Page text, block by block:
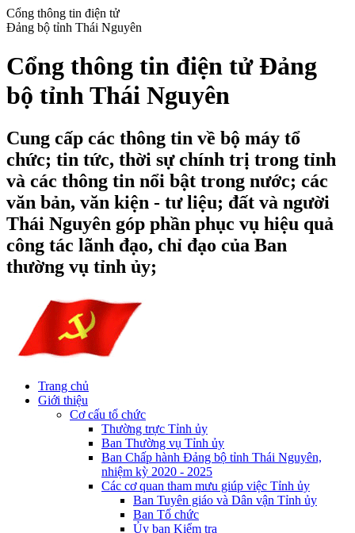
Cổng thông tin điện tử
Đảng bộ tỉnh Thái Nguyên
Cổng thông tin điện tử Đảng
bộ tỉnh Thái Nguyên
Cung cấp các thông tin về bộ máy tổ
chức; tin tức, thời sự chính trị trong tỉnh
và các thông tin nổi bật trong nước; các
văn bản, văn kiện - tư liệu; đất và người
Thái Nguyên góp phần phục vụ hiệu quả
công tác lãnh đạo, chỉ đạo của Ban
thường vụ tỉnh ủy;
Trang chủ
Giới thiệu
Cơ cấu tổ chức
Thường trực Tỉnh ủy
Ban Thường vụ Tỉnh ủy
Ban Chấp hành Đảng bộ tỉnh Thái Nguyên,
nhiệm kỳ 2020 - 2025
Các cơ quan tham mưu giúp việc Tỉnh ủy
Ban Tuyên giáo và Dân vận Tỉnh ủy
Ban Tổ chức
Ủy ban Kiểm tra